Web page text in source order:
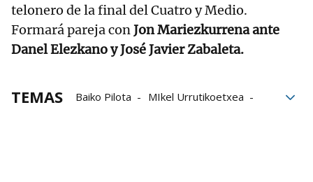
telonero de la final del Cuatro y Medio.
Formará pareja conJon Mariezkurrena ante
Danel Elezkano y José Javier Zabaleta.
TEMAS Baiko Pilota
MIkel Urrutikoetxea